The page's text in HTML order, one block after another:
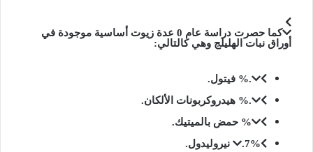
كما حصرت دراسة عام 0 عدة زيوت أساسية موجودة في
أوراق نبات الهليلج وهي كالتالي:
.% فيتول.
.% هيدروكربونات الألكان.
% حمض بالميتيك.
.7% نيروليدول.